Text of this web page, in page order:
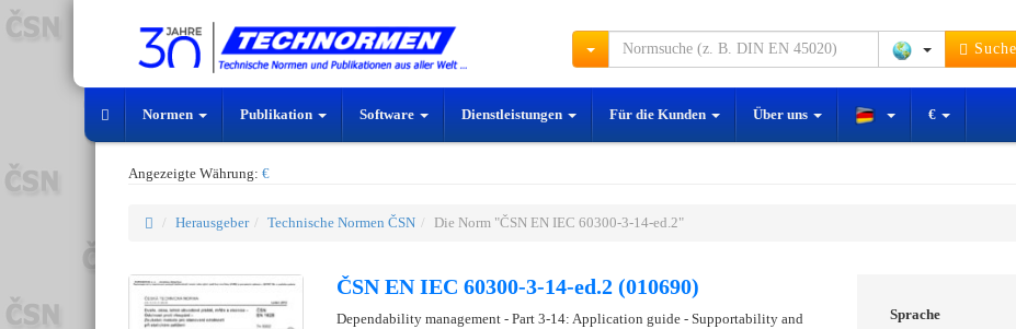
Normen Publikation Software Dienstleistungen Für die Kunden Über uns €
Angezeigte Währung: €
Herausgeber Technische Normen ČSN Die Norm "ČSN EN IEC 60300-3-14-ed.2"
ČSN EN IEC 60300-3-14-ed.2 (010690)
Dependability management - Part 3-14: Application guide - Supportability and
Sprache